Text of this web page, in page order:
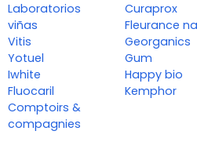
Laboratorios
viñas
Vitis
Yotuel
Iwhite
Fluocaril
Comptoirs &
compagnies
Curaprox
Fleurance
Georganics
Gum
Happy bio
Kemphor